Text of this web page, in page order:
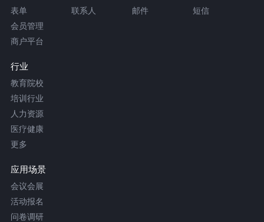
表单 联系人 邮件
短信
会员管理
商户平台
行业
教育院校
培训行业
人力资源
医疗健康
更多
应用场景
会议会展
活动报名
问卷调研